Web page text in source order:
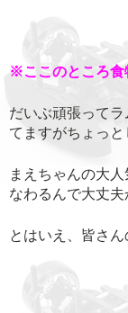
※ここのところ食
だいぶ頑張って
てますがちょっと
まえちゃんの大
なわるんで大丈夫
とはいえ、皆さ